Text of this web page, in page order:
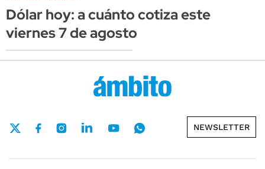
Dólar hoy: a cuánto cotiza este
viernes 7 de agosto
NEWSLETTER